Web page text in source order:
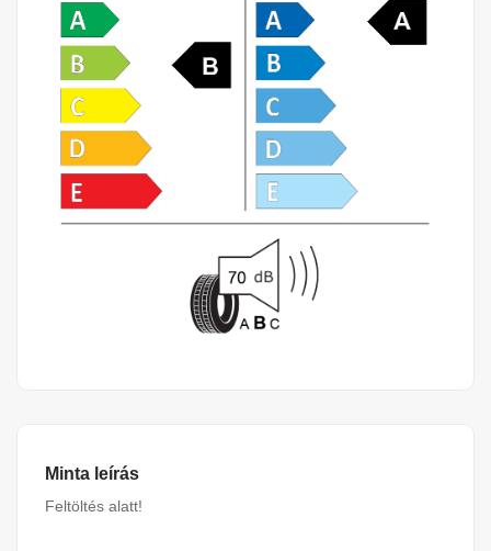
Minta leírás
Feltöltés alatt!